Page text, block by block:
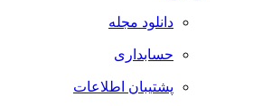
دانلود مجله
حسابداری
پشتیبان اطلاعات